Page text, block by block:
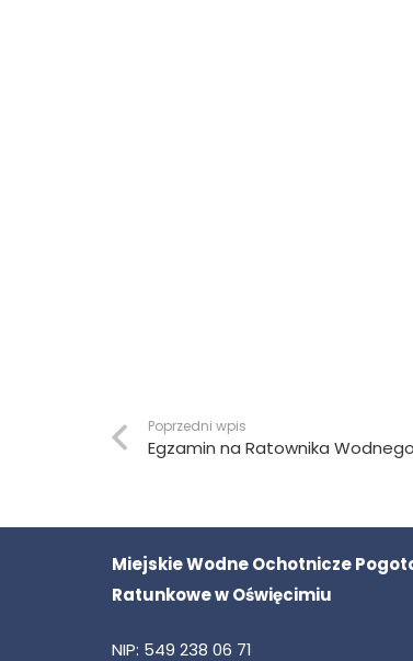
Poprzedni wpis
Egzamin na Ratownika
Miejskie Wodne Ochotnicze
Ratunkowe w Oświęcimiu
NIP: 549 238 06 71